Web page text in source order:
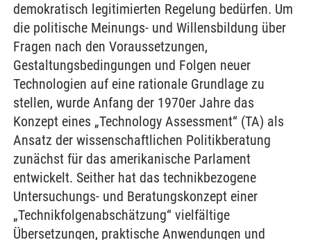
demokratisch legitimierten Regelung bedürfen. Um
die politische Meinungs- und Willensbildung über
Fragen nach den Voraussetzungen,
Gestaltungsbedingungen und Folgen neuer
Technologien auf eine rationale Grundlage zu
stellen, wurde Anfang der 1970er Jahre das
Konzept eines „Technology Assessment“ (TA) als
Ansatz der wissenschaftlichen Politikberatung
zunächst für das amerikanische Parlament
entwickelt. Seither hat das technikbezogene
Untersuchungs- und Beratungskonzept einer
„Technikfolgenabschätzung“ vielfältige
Übersetzungen, praktische Anwendungen und